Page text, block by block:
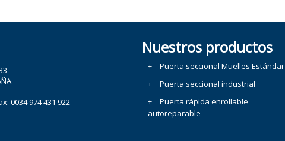
0034 974 431 922
Nuestros productos
Puerta seccional Muelles Estándar
Puerta seccional industrial
Puerta rápida enrollable
autoreparable